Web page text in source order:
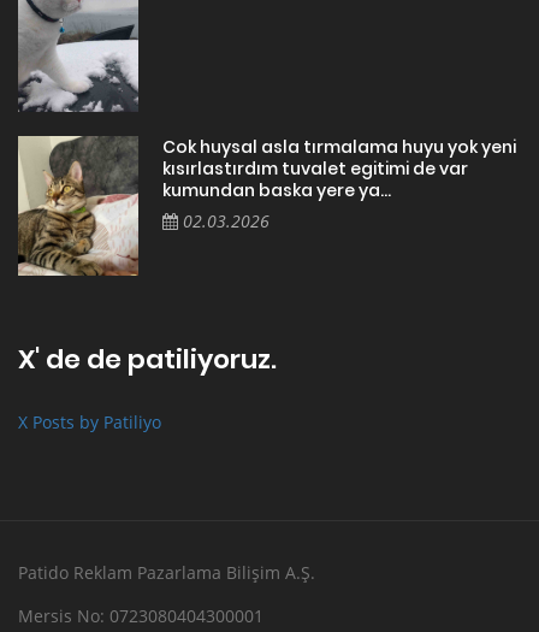
Cok huysal asla tırmalama huyu yok yeni
kısırlastırdım tuvalet egitimi de var
kumundan baska yere ya...
02.03.2026
X' de de patiliyoruz.
X Posts by Patiliyo
Patido Reklam Pazarlama Bilişim A.Ş.
Mersis No: 0723080404300001